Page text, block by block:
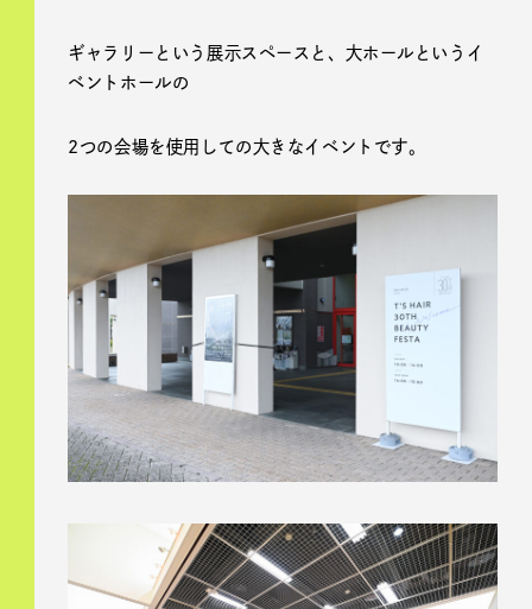
ギャラリーという展示スペースと、大ホールというイ
ベントホールの
2つの会場を使用しての大きなイベントです。